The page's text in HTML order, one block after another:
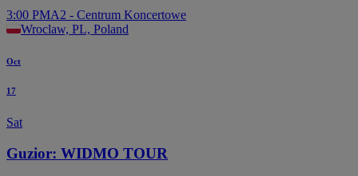
3:00 PMA2 - Centrum Koncertowe
Wroclaw, PL, Poland
Oct
17
Sat
Guzior: WIDMO TOUR